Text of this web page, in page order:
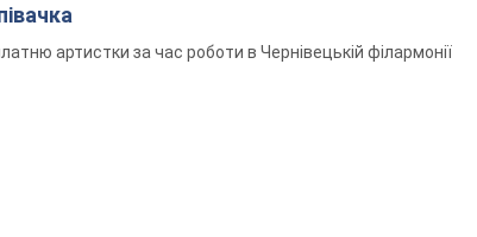
артистки за час роботи в Чернівецькій філармонії